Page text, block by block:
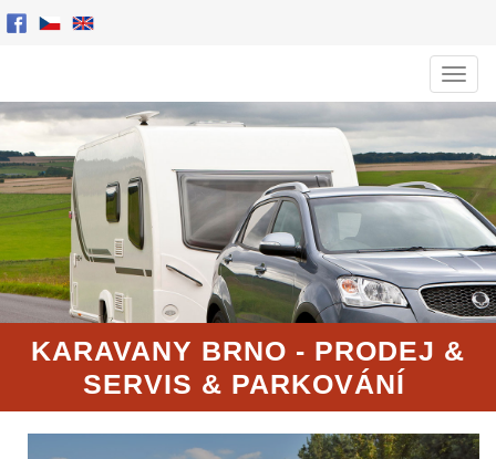
KARAVANY BRNO - PRODEJ &
SERVIS & PARKOVÁNÍ